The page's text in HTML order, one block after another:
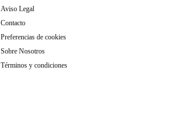
Aviso Legal
Contacto
Preferencias de cookies
Sobre Nosotros
Términos y condiciones